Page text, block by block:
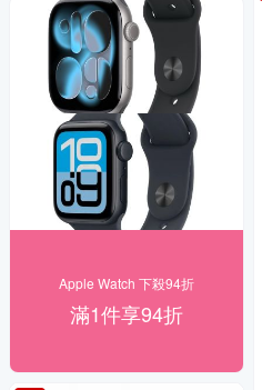
Apple Watch 下殺94折
滿1件享94折